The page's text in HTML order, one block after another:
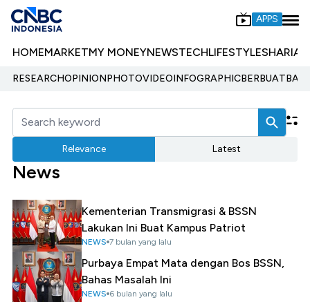
APPS
HOMEMARKETMY MONEYNEWSTECHLIFESTYLESHARIA
RESEARCHOPINIONPHOTOVIDEOINFOGRAPHIC
Relevance Latest
News
Kementerian Transmigrasi & BSSN
Lakukan Ini Buat Kampus Patriot
NEWS 7 bulan yang lalu
Purbaya Empat Mata dengan Bos BSSN,
Bahas Masalah Ini
NEWS 6 bulan yang lalu